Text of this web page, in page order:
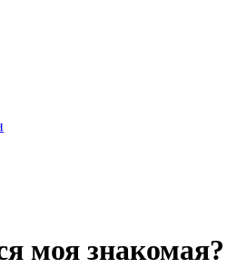
моя знакомая?